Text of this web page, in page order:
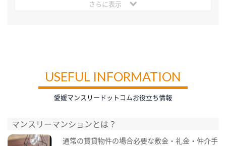
さらに表示
USEFUL INFORMATION
愛媛マンスリードットコムお役立ち情報
マンスリーマンションとは？
通常の賃貸物件の場合必要な敷金・礼金・仲介手